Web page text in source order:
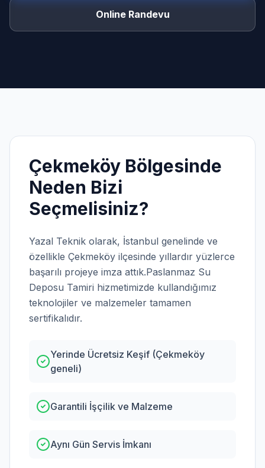
Online Randevu
Çekmeköy Bölgesinde
Neden Bizi
Seçmelisiniz?
Yazal Teknik olarak, İstanbul genelinde ve
özellikle Çekmeköy ilçesinde yıllardır yüzlerce
başarılı projeye imza attık.Paslanmaz Su
Deposu Tamiri hizmetimizde kullandığımız
teknolojiler ve malzemeler tamamen
sertifikalıdır.
Yerinde Ücretsiz Keşif (Çekmeköy
geneli)
Garantili İşçilik ve Malzeme
Aynı Gün Servis İmkanı